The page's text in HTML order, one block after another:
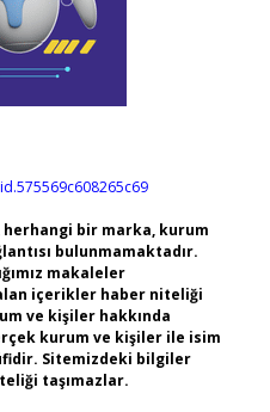
bir marka, kurum
bulunmamaktadır.
makaleler
içerikler haber niteliği
ve kişiler hakkında
kurum ve kişiler ile isim
Sitemizdeki bilgiler
taşımazlar.